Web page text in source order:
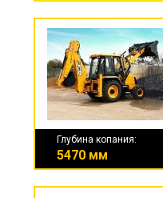
Глубина копания:
5470 мм